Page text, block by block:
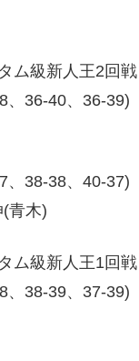
ム級新人王2回戦
36-40、36-
38-38、40-
青木)
ム級新人王1回戦
、38-39、37-39)